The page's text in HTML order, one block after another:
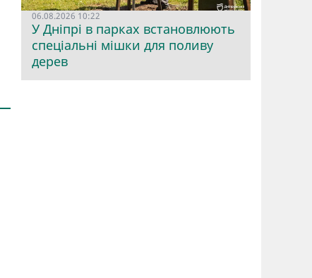
06.08.2026 10:22
У Дніпрі в парках встановлюють
спеціальні мішки для поливу
дерев